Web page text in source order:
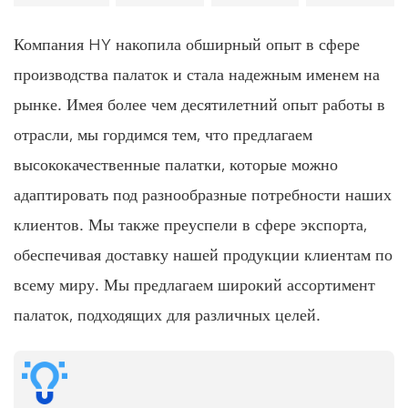
Компания HY накопила обширный опыт в сфере
производства палаток и стала надежным именем на
рынке. Имея более чем десятилетний опыт работы в
отрасли, мы гордимся тем, что предлагаем
высококачественные палатки, которые можно
адаптировать под разнообразные потребности наших
клиентов. Мы также преуспели в сфере экспорта,
обеспечивая доставку нашей продукции клиентам по
всему миру. Мы предлагаем широкий ассортимент
палаток, подходящих для различных целей.